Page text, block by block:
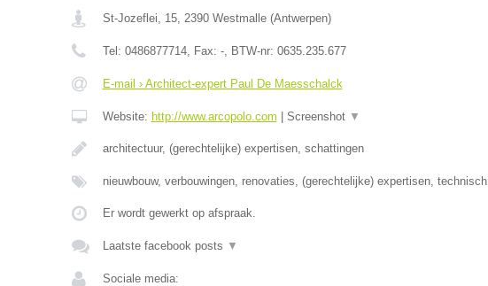
St-Jozeflei, 15, 2390 Westmalle(Antwerpen)
Tel: 0486877714, Fax: -, BTW-nr: 0635.235.677
E-mail › Architect-expert Paul De Maesschalck
Website: http://www.arcopolo.com Screenshot ▼
architectuur, (gerechtelijke) expertisen, schattingen
nieuwbouw, verbouwingen, renovaties, (gerechtelijke) expertisen, technisch
Er wordt gewerkt op afspraak.
Laatste facebook posts ▼
Sociale media: